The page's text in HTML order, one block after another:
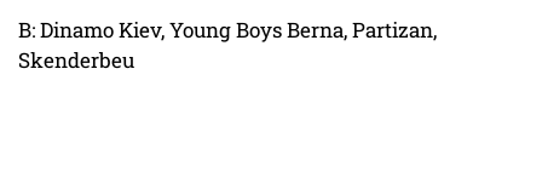
B: Dinamo Kiev, Young Boys Berna, Partizan,
Skenderbeu